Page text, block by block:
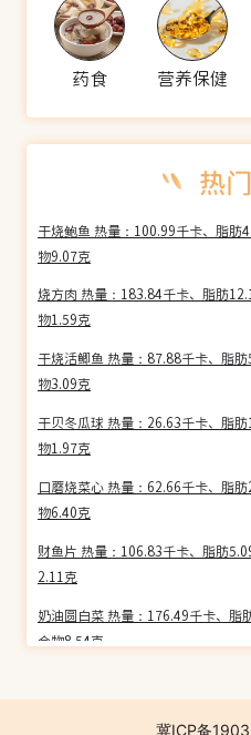
药食 营养保健
干烧鲍鱼 热量：100.99千卡、脂肪
物9.07克
烧方肉 热量：183.84千卡、脂肪
物1.59克
干烧活鲫鱼 热量：87.88千卡、脂
物3.09克
干贝冬瓜球 热量：26.63千卡、脂
物1.97克
口蘑烧菜心 热量：62.66千卡、脂
物6.40克
财鱼片 热量：106.83千卡、脂肪
2.11克
奶油圆白菜 热量：176.49千卡、脂
合物8.54克
物2.25克
冀ICP备